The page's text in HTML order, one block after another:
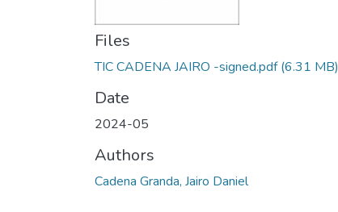
Files
TIC CADENA JAIRO -signed.pdf(6.31 MB)
Date
2024-05
Authors
Cadena Granda, Jairo Daniel